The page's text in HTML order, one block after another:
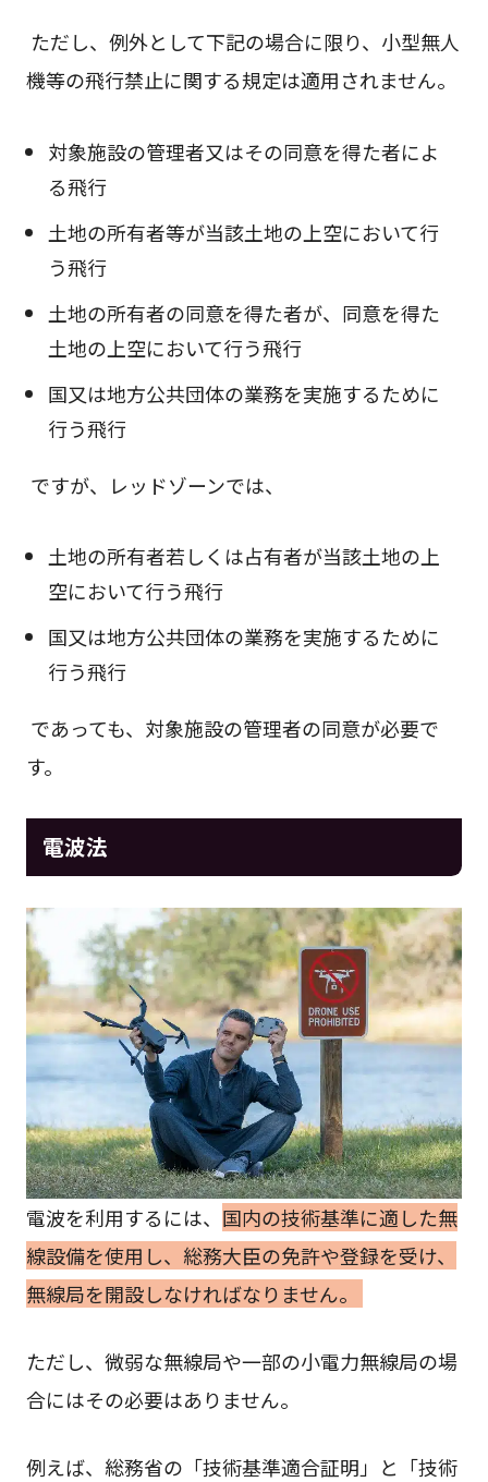
ただし、例外として下記の場合に限り、小型無人
機等の飛行禁止に関する規定は適用されません。
対象施設の管理者又はその同意を得た者によ
る飛行
土地の所有者等が当該土地の上空において行
う飛行
土地の所有者の同意を得た者が、同意を得た
土地の上空において行う飛行
国又は地方公共団体の業務を実施するために
行う飛行
ですが、レッドゾーンでは、
土地の所有者若しくは占有者が当該土地の上
空において行う飛行
国又は地方公共団体の業務を実施するために
行う飛行
であっても、対象施設の管理者の同意が必要で
す。
電波法
電波を利用するには、 国内の技術基準に適した無
線設備を使用し、総務大臣の免許や登録を受け、
無線局を開設しなければなりません。
ただし、微弱な無線局や一部の小電力無線局の場
合にはその必要はありません。
例えば、総務省の「技術基準適合証明」と「技術